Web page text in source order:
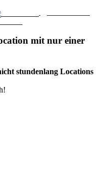
mit nur einer
stundenlang Locations